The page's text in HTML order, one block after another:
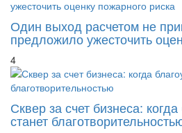
Один выход расчетом не
предложило ужесточить
4
Сквер за счет бизнеса:
станет